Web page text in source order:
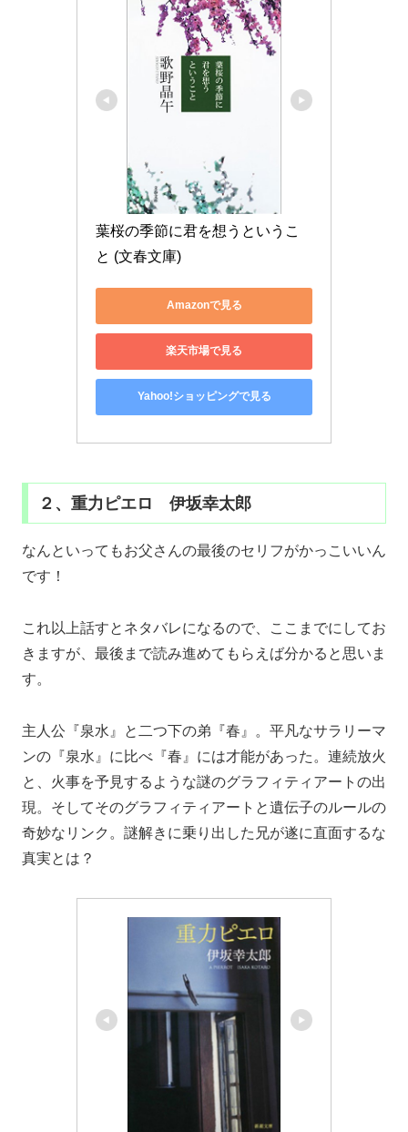
葉桜の季節に君を想うというこ
と (文春文庫)
Amazonで見る
楽天市場で見る
Yahoo!ショッピングで見る
２、重力ピエロ 伊坂幸太郎
なんといってもお父さんの最後のセリフがかっこいいん
です！
これ以上話すとネタバレになるので、ここまでにしてお
きますが、最後まで読み進めてもらえば分かると思いま
す。
主人公『泉水』と二つ下の弟『春』。平凡なサラリーマ
ンの『泉水』に比べ『春』には才能があった。連続放火
と、火事を予見するような謎のグラフィティアートの出
現。そしてそのグラフィティアートと遺伝子のルールの
奇妙なリンク。謎解きに乗り出した兄が遂に直面するな
真実とは？